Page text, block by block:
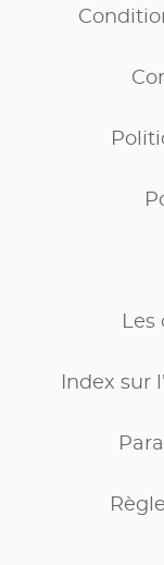
Les
Index sur